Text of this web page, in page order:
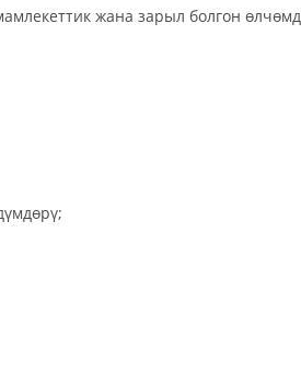
жана зарыл болгон